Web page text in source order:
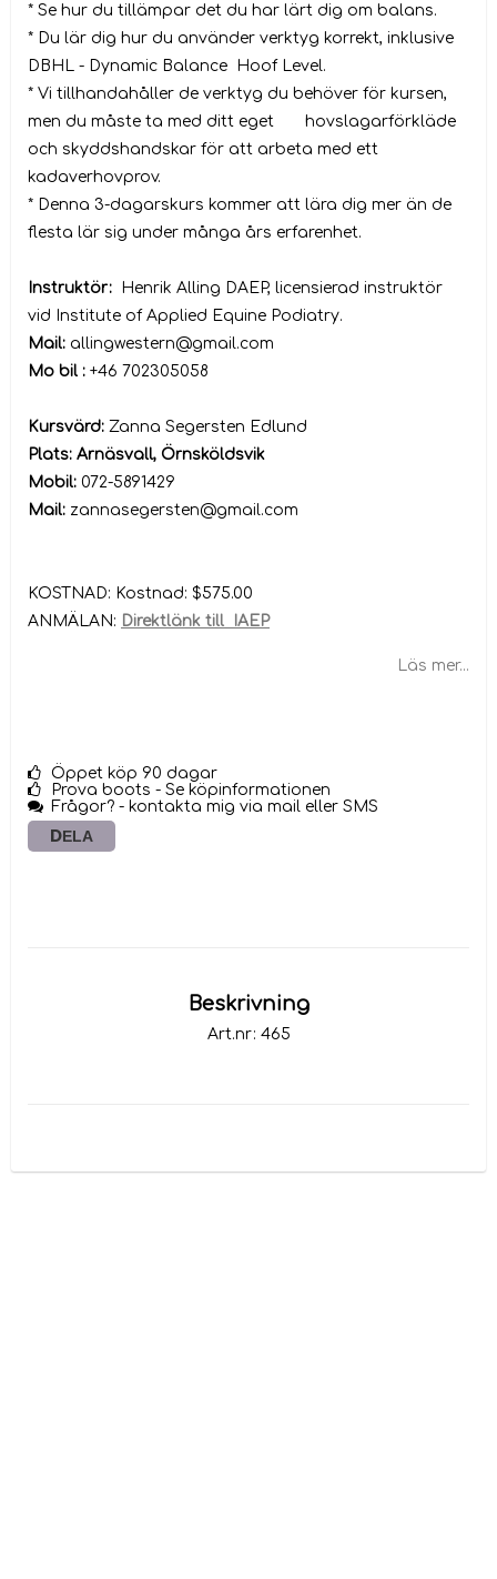
* Se hur du tillämpar det du har lärt dig om balans.
* Du lär dig hur du använder verktyg korrekt, inklusive
DBHL - Dynamic Balance Hoof Level.
* Vi tillhandahåller de verktyg du behöver för kursen,
men du måste ta med ditt eget hovslagarförkläde
och skyddshandskar för att arbeta med ett
kadaverhovprov.
* Denna 3-dagarskurs kommer att lära dig mer än de
flesta lär sig under många års erfarenhet.
Instruktör: Henrik Alling DAEP, licensierad instruktör
vid Institute of Applied Equine Podiatry.
Mail: allingwestern@gmail.com
Mo bil : +46 702305058
Kursvärd: Zanna Segersten Edlund
Plats: Arnäsvall, Örnsköldsvik
Mobil: 072-5891429
Mail: zannasegersten@gmail.com
KOSTNAD: Kostnad: $575.00
ANMÄLAN: Direktlänk till IAEP
Läs mer...
Öppet köp 90 dagar
Prova boots - Se köpinformationen
Frågor? - kontakta mig via mail eller SMS
DELA
Beskrivning
Art.nr: 465